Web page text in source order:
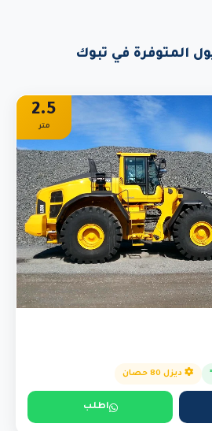
المتوفرة في تبوك
2.5
متر
ديزل 80 حصان
اطلب